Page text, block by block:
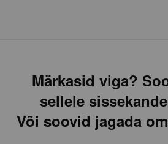
Märkasid viga?
sellele
Või soovid jagada